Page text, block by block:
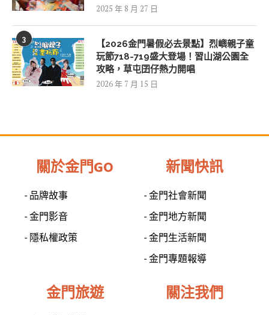
2025 年 8 月 27 日
3
【2026金門暑假必去景點】烈嶼親子童
玩節718-719盛大登場！習山湖公園全
攻略，草屯囝仔熱力開唱
2026 年 7 月 15 日
關於金門GO
- 品牌故事
- 金門影音
- 隱私權政策
新聞快訊
- 金門社會新聞
- 金門地方新聞
- 金門生活新聞
- 金門專題報導
金門旅遊 關注我們